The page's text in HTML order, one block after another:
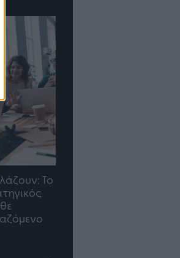
TP Greece: Πώς
διαμορφώνεται το μέλλον
του Insurance στην εποχή
του AI